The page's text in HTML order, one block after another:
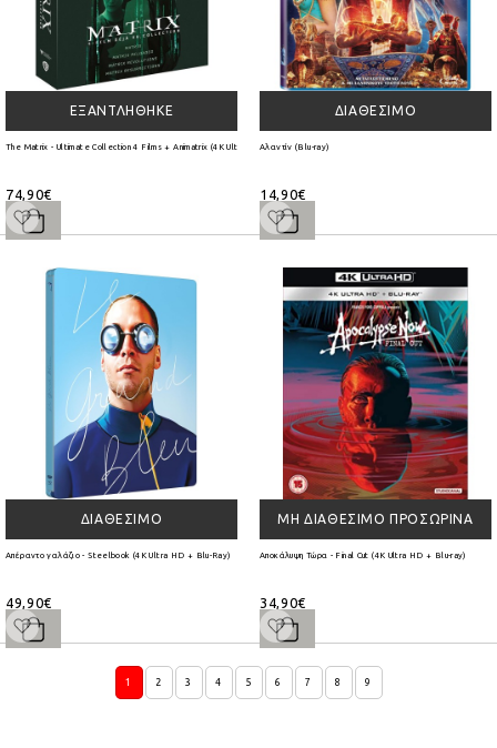
ΕΞΑΝΤΛΉΘΗΚΕ
The Matrix - Ultimate Collection 4 Films + Animatrix (4K Ultra HD + Blu-ray)
74,90€
ΔΙΑΘΈΣΙΜΟ
Αλαντίν (Blu-ray)
14,90€
ΔΙΑΘΈΣΙΜΟ
Απέραντο γαλάζιο - Steelbook (4K Ultra HD + Blu-Ray)
49,90€
ΜΗ ΔΙΑΘΈΣΙΜΟ ΠΡΟΣΩΡΙΝΆ
Αποκάλυψη Τώρα - Final Cut (4K Ultra HD + Blu-ray)
34,90€
1 2 3 4 5 6 7 8 9